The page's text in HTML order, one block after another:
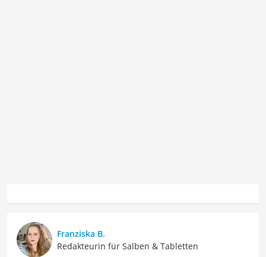
Franziska B.
Redakteurin für Salben & Tabletten